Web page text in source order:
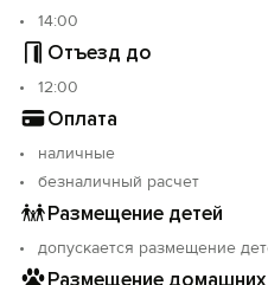
14:00
Отъезд до
12:00
Оплата
наличные
безналичный расчет
Размещение детей
допускается размещение
Размещение